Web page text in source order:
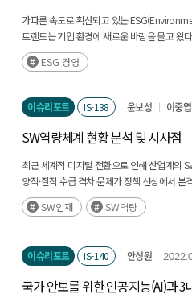
가파른 속도로 확산되고 있는
트렌드는 기업 환경에 새로운 바람을 몰고 왔
촉구하는 시대적 요구에 부응하고 있다. (후략)
ESG 경영
이슈리포트 IS-138 윤보성 이중엽
SW역량체계 현황 분석 및 시사점
최근 세계적 디지털 전환으로 인해 산업계의
양적·질적 수급 격차 문제가 정책 선상에서 본
SW인재
SW역량
이슈리포트 IS-140 안성원
국가 안보를 위한 인공지능(AI)과 3